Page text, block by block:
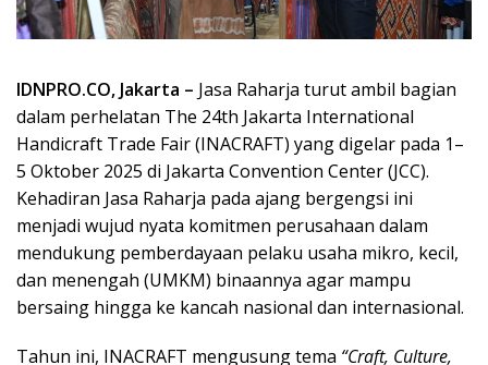
IDNPRO.CO, Jakarta – Jasa Raharja turut ambil bagian
dalam perhelatan The 24th Jakarta International
Handicraft Trade Fair (INACRAFT) yang digelar pada 1–
5 Oktober 2025 di Jakarta Convention Center (JCC).
Kehadiran Jasa Raharja pada ajang bergengsi ini
menjadi wujud nyata komitmen perusahaan dalam
mendukung pemberdayaan pelaku usaha mikro, kecil,
dan menengah (UMKM) binaannya agar mampu
bersaing hingga ke kancah nasional dan internasional.
Tahun ini, INACRAFT mengusung tema “Craft, Culture,